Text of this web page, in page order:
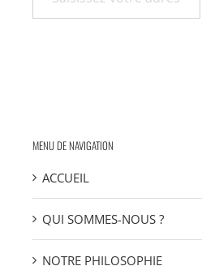
MENU DE NAVIGATION
ACCUEIL
QUI SOMMES-NOUS ?
NOTRE PHILOSOPHIE